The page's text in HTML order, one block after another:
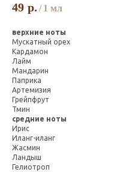
49 р. / 1 мл
верхние ноты
Мускатный орех
Кардамон
Лайм
Мандарин
Паприка
Артемизия
Грейпфрут
Тмин
средние ноты
Ирис
Иланг-иланг
Жасмин
Ландыш
Гелиотроп